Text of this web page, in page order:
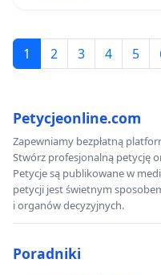
1 2 3 4 5
Petycjeonline.com
Zapewniamy bezpłatną
Stwórz profesjonalną petycję
Petycje są publikowane w
petycji jest świetnym
i organów decyzyjnych.
Poradniki